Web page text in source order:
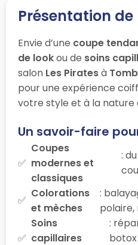
Présentation de
Envie d’une coupe
de lookou de soins
salon Les Piratesà
pour une expérience
votre style et à la nature
Un savoir-faire
Coupes
modernes et
classiques
:
Colorations
et mèches
:
polaire,
Soins
capillaires
: